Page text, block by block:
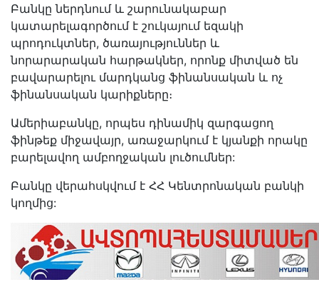
Բանկը ներդնում և շարունակաբար
կատարելագործում է շուկայում եզակի
պրոդուկտներ, ծառայություններ և
նորարարական հարթակներ, որոնք միտված են
բավարարելու մարդկանց ֆինանսական և ոչ
ֆինանսական կարիքները։
Ամերիաբանկը, որպես դինամիկ զարգացող
ֆինթեք միջավայր, առաջարկում է կյանքի որակը
բարելավող ամբողջական լուծումներ:
Բանկը վերահսկվում է ՀՀ Կենտրոնական բանկի
կողմից: